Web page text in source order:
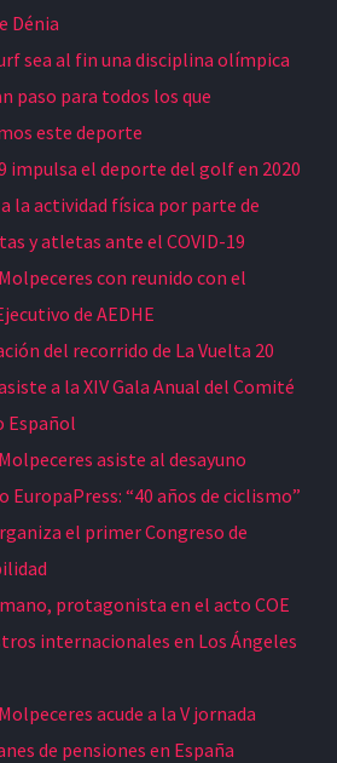
Dénia
sea al fin una disciplina olímpica
paso para todos los que
este deporte
impulsa el deporte del golf en 2020
la actividad física por parte de
y atletas ante el COVID-19
con reunido con el
de AEDHE
del recorrido de La Vuelta 20
a la XIV Gala Anual del Comité
Español
asiste al desayuno
EuropaPress: “40 años de ciclismo”
el primer Congreso de
protagonista en el acto COE
internacionales en Los Ángeles
acude a la V jornada
de pensiones en España